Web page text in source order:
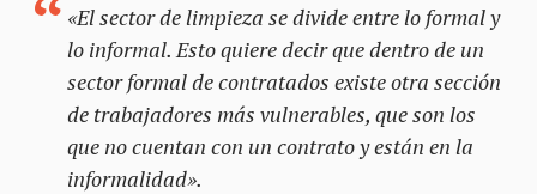
«El sector de limpieza se divide entre lo formal y
lo informal. Esto quiere decir que dentro de un
sector formal de contratados existe otra sección
de trabajadores más vulnerables, que son los
que no cuentan con un contrato y están en la
informalidad».